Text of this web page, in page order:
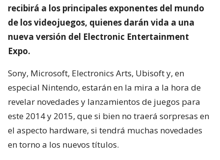
recibirá a los principales exponentes del mundo
de los videojuegos, quienes darán vida a una
nueva versión del Electronic Entertainment
Expo.
Sony, Microsoft, Electronics Arts, Ubisoft y, en
especial Nintendo, estarán en la mira a la hora de
revelar novedades y lanzamientos de juegos para
este 2014 y 2015, que si bien no traerá sorpresas en
el aspecto hardware, si tendrá muchas novedades
en torno a los nuevos títulos.